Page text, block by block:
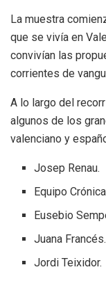
La muestra
que se vivía en
convivían las
corrientes de
A lo largo del
algunos de los
valenciano y
Josep Renau.
Equipo
Eusebio
Juana Francés.
Jordi Teixidor.